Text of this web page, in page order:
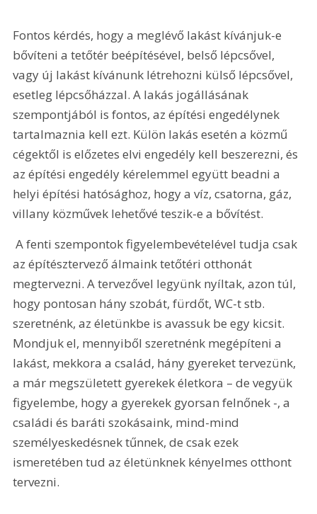
Fontos kérdés, hogy a meglévő lakást kívánjuk-e
bővíteni a tetőtér beépítésével, belső lépcsővel,
vagy új lakást kívánunk létrehozni külső lépcsővel,
esetleg lépcsőházzal. A lakás jogállásának
szempontjából is fontos, az építési engedélynek
tartalmaznia kell ezt. Külön lakás esetén a közmű
cégektől is előzetes elvi engedély kell beszerezni, és
az építési engedély kérelemmel együtt beadni a
helyi építési hatósághoz, hogy a víz, csatorna, gáz,
villany közművek lehetővé teszik-e a bővítést.
A fenti szempontok figyelembevételével tudja csak
az építésztervező álmaink tetőtéri otthonát
megtervezni. A tervezővel legyünk nyíltak, azon túl,
hogy pontosan hány szobát, fürdőt, WC-t stb.
szeretnénk, az életünkbe is avassuk be egy kicsit.
Mondjuk el, mennyiből szeretnénk megépíteni a
lakást, mekkora a család, hány gyereket tervezünk,
a már megszületett gyerekek életkora – de vegyük
figyelembe, hogy a gyerekek gyorsan felnőnek -, a
családi és baráti szokásaink, mind-mind
személyeskedésnek tűnnek, de csak ezek
ismeretében tud az életünknek kényelmes otthont
tervezni.